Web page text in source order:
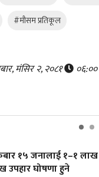
#मौसम प्रतिकूल
मंसिर २, २०८१ ०६:००
१५ जनालाई १–१
उपहार घोषणा हुने